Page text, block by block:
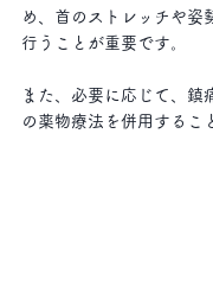
め、首のストレッチや姿
行うことが重要です。
また、必要に応じて、鎮
の薬物療法を併用するこ